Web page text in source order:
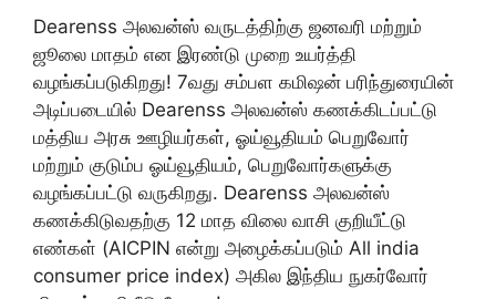
Dearenss அலவன்ஸ் வருடத்திற்கு ஜனவரி மற்றும்
ஜூலை மாதம் என இரண்டு முறை உயர்த்தி
வழங்கப்படுகிறது! 7வது சம்பள கமிஷன் பரிந்துரையின்
அடிப்படையில் Dearenss அலவன்ஸ் கணக்கிடப்பட்டு
மத்திய அரசு ஊழியர்கள், ஓய்வூதியம் பெறுவோர்
மற்றும் குடும்ப ஓய்வூதியம், பெறுவோர்களுக்கு
வழங்கப்பட்டு வருகிறது. Dearenss அலவன்ஸ்
கணக்கிடுவதற்கு 12 மாத விலை வாசி குறியீட்டு
எண்கள் (AICPIN என்று அழைக்கப்படும் All india
consumer price index) அகில இந்திய நுகர்வோர்